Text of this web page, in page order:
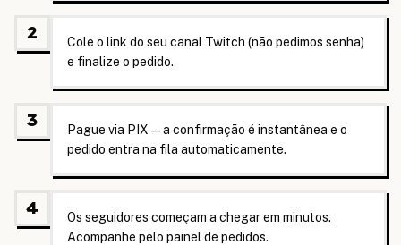
2
Cole o link do seu canal Twitch (não pedimos senha)
e finalize o pedido.
3
Pague via PIX — a confirmação é instantânea e o
pedido entra na fila automaticamente.
4
Os seguidores começam a chegar em minutos.
Acompanhe pelo painel de pedidos.